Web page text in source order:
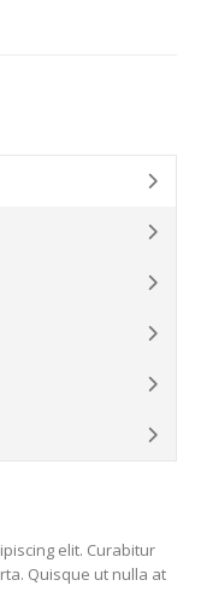
elit. Curabitur
Quisque ut nulla at